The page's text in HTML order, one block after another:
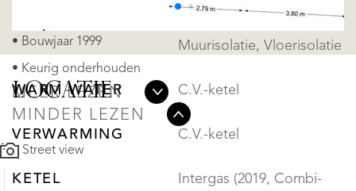
• Bouwjaar 1999
• Keurig onderhouden
MEER LEZEN
MINDER LEZEN
Dakisolatie, Dubbel glas,
Muurisolatie, Vloerisolatie
WARM WATER C.V.-ketel
VERWARMING C.V.-ketel
KETEL Intergas (2019, Combi-
LOCATIE
Street view